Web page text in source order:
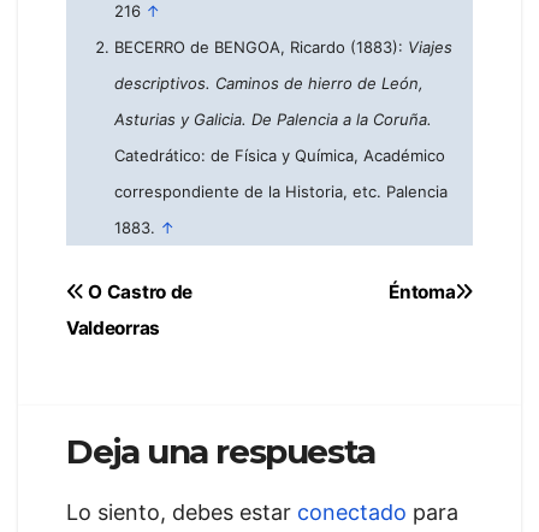
216 ↑
BECERRO de BENGOA, Ricardo (1883): Viajes
descriptivos. Caminos de hierro de León,
Asturias y Galicia. De Palencia a la Coruña.
Catedrático: de Física y Química, Académico
correspondiente de la Historia, etc. Palencia
1883. ↑
Navegación
de
Éntoma
O Castro de
Valdeorras
Deja una respuesta
Lo siento, debes estar conectado para